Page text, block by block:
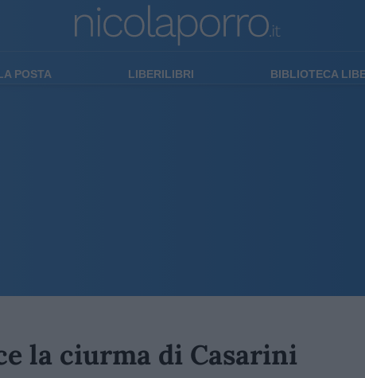
POSTA LIBERILIBRI BIBLIOTECA
la ciurma di Casarini